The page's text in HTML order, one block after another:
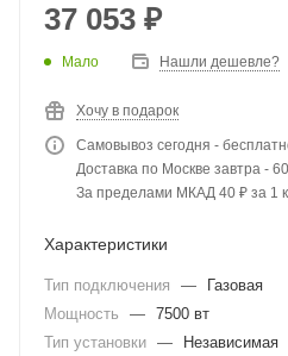
37 053 ₽
Мало Нашли дешевле?
Хочу в подарок
Самовывоз сегодня -
Доставка по Москве завтра -
За пределами МКАД 40 ₽ за 1
Характеристики
Тип подключения —
Газовая
Мощность
— 7500 вт
Тип установки —
Независимая